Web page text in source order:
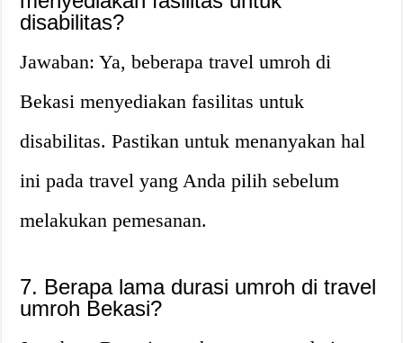
disabilitas?
Jawaban: Ya, beberapa travel umroh di
Bekasi menyediakan fasilitas untuk
disabilitas. Pastikan untuk menanyakan hal
ini pada travel yang Anda pilih sebelum
melakukan pemesanan.
7. Berapa lama durasi umroh di travel
umroh Bekasi?